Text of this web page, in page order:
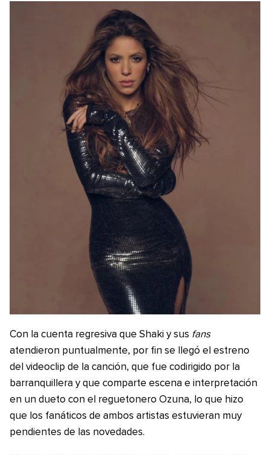
Con la cuenta regresiva que Shaki y sus fans
atendieron puntualmente, por fin se llegó el estreno
del videoclip de la canción, que fue codirigido por la
barranquillera y que comparte escena e interpretación
en un dueto con el reguetonero Ozuna, lo que hizo
que los fanáticos de ambos artistas estuvieran muy
pendientes de las novedades.